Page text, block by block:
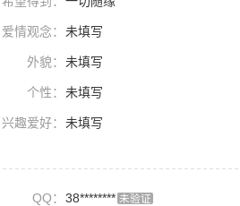
爱情观念： 未填写
外貌： 未填写
个性： 未填写
兴趣爱好： 未填写
QQ： 38******** 未验证